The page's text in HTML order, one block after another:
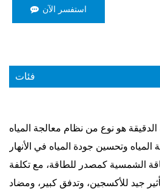
استفسر الآن
فئات
هو نوع من نظام معالجة المياه
وتحسين جودة المياه في الأنهار
الشمسية كمصدر للطاقة، مع تكلفة
جيد للأكسجين، وتدفق كبير، ومضاد